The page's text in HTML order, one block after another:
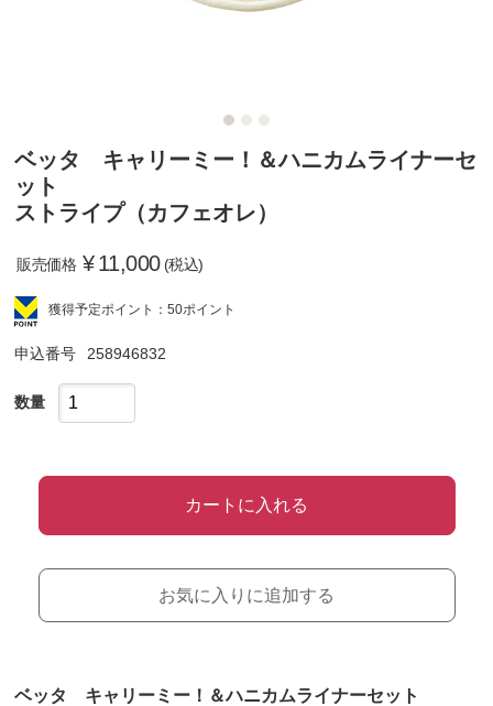
ベッタ キャリーミー！＆ハニカムライナーセ
ット
ストライプ（カフェオレ）
販売価格 ¥11,000 (税込)
獲得予定ポイント：50ポイント
申込番号 258946832
数量
カートに入れる
お気に入りに追加する
ベッタ キャリーミー！＆ハニカムライナーセット